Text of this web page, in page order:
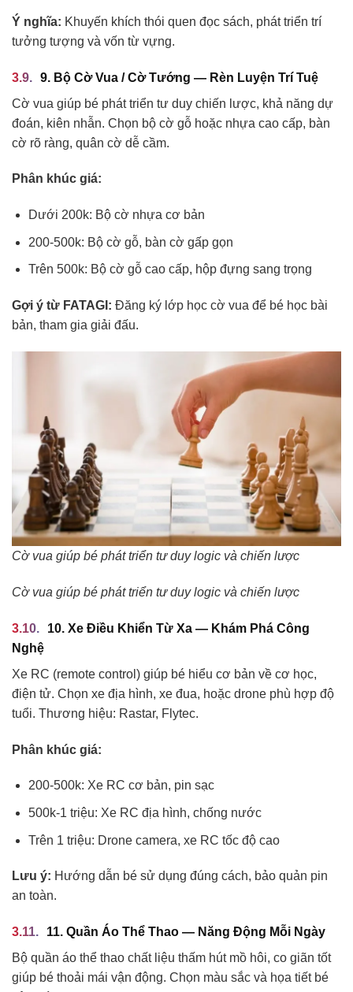
Ý nghĩa: Khuyến khích thói quen đọc sách, phát triển trí
tưởng tượng và vốn từ vựng.
9. Bộ Cờ Vua / Cờ Tướng — Rèn Luyện Trí Tuệ
Cờ vua giúp bé phát triển tư duy chiến lược, khả năng dự
đoán, kiên nhẫn. Chọn bộ cờ gỗ hoặc nhựa cao cấp, bàn
cờ rõ ràng, quân cờ dễ cầm.
Phân khúc giá:
Dưới 200k: Bộ cờ nhựa cơ bản
200-500k: Bộ cờ gỗ, bàn cờ gấp gọn
Trên 500k: Bộ cờ gỗ cao cấp, hộp đựng sang trọng
Gợi ý từ FATAGI: Đăng ký lớp học cờ vua để bé học bài
bản, tham gia giải đấu.
Cờ vua giúp bé phát triển tư duy logic và chiến lược
Cờ vua giúp bé phát triển tư duy logic và chiến lược
10. Xe Điều Khiển Từ Xa — Khám Phá Công
Nghệ
Xe RC (remote control) giúp bé hiểu cơ bản về cơ học,
điện tử. Chọn xe địa hình, xe đua, hoặc drone phù hợp độ
tuổi. Thương hiệu: Rastar, Flytec.
Phân khúc giá:
200-500k: Xe RC cơ bản, pin sạc
500k-1 triệu: Xe RC địa hình, chống nước
Trên 1 triệu: Drone camera, xe RC tốc độ cao
Lưu ý: Hướng dẫn bé sử dụng đúng cách, bảo quản pin
an toàn.
11. Quần Áo Thể Thao — Năng Động Mỗi Ngày
Bộ quần áo thể thao chất liệu thấm hút mồ hôi, co giãn tốt
giúp bé thoải mái vận động. Chọn màu sắc và họa tiết bé